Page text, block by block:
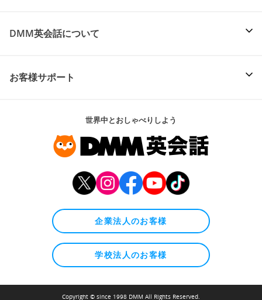
DMM英会話について
お客様サポート
世界中とおしゃべりしよう
企業法人のお客様
学校法人のお客様
Copyright © since 1998 DMM All Rights Reserved.